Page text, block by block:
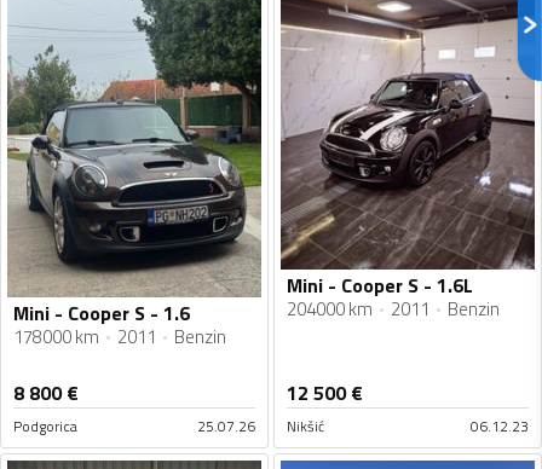
Mini - Cooper S - 1.6
178000 km 2011 Benzin
8 800€
Podgorica 25.07.26
Mini - Cooper S - 1.6L
204000 km 2011 Benzin
12 500€
Nikšić 06.12.23